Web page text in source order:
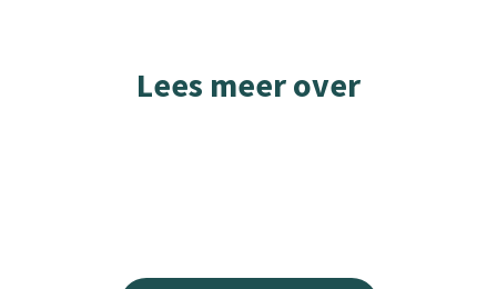
Lees meer over